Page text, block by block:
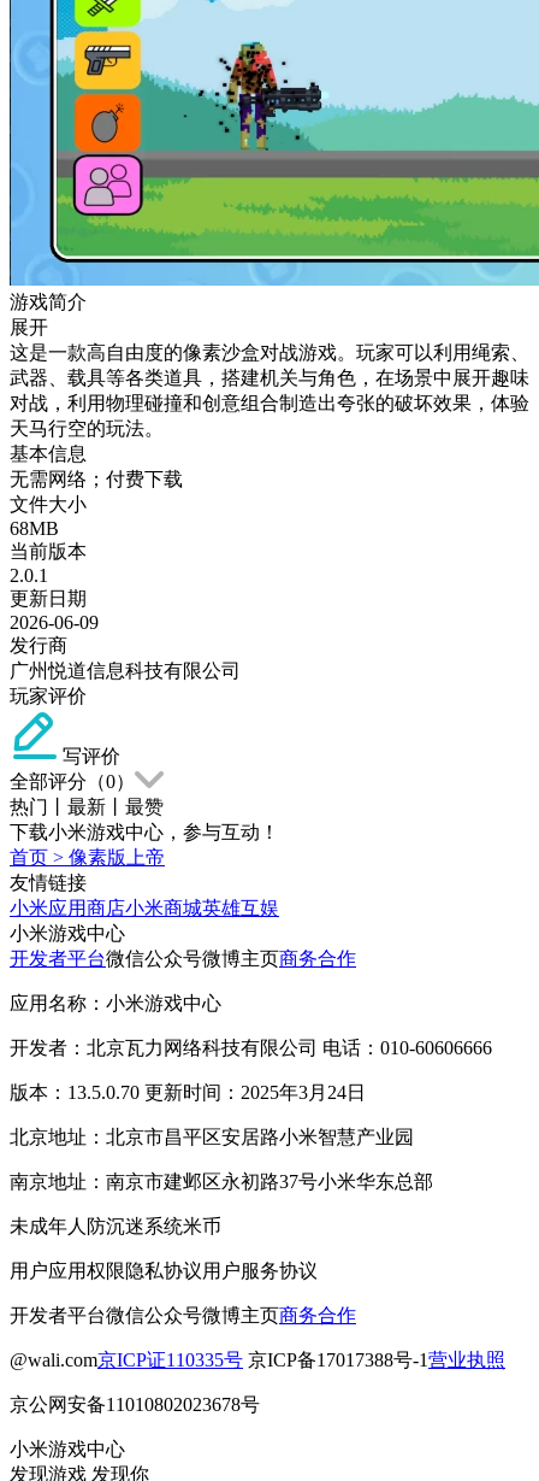
游戏简介
展开
这是一款高自由度的像素沙盒对战游戏。玩家可以利用绳索、
武器、载具等各类道具，搭建机关与角色，在场景中展开趣味
对战，利用物理碰撞和创意组合制造出夸张的破坏效果，体验
天马行空的玩法。
基本信息
无需网络；付费下载
文件大小
68MB
当前版本
2.0.1
更新日期
2026-06-09
发行商
广州悦道信息科技有限公司
玩家评价
写评价
全部评分（0）
热门
最新
最赞
下载小米游戏中心，参与互动！
首页 > 像素版上帝
友情链接
小米应用商店小米商城英雄互娱
小米游戏中心
开发者平台微信公众号微博主页商务合作
应用名称：小米游戏中心
开发者：北京瓦力网络科技有限公司 电话：010-60606666
版本：13.5.0.70 更新时间：2025年3月24日
北京地址：北京市昌平区安居路小米智慧产业园
南京地址：南京市建邺区永初路37号小米华东总部
未成年人防沉迷系统米币
用户应用权限隐私协议用户服务协议
开发者平台微信公众号微博主页商务合作
@wali.com京ICP证110335号 京ICP备17017388号-1营业执照
京公网安备11010802023678号
小米游戏中心
发现游戏 发现你